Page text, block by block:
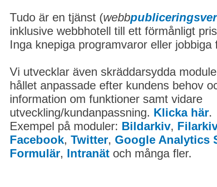
Tudo är en tjänst (webb
inklusive webbhotell till ett förmånligt
Inga knepiga programvaror eller jobbiga
Vi utvecklar även skräddarsydda
hållet anpassade efter kundens behov
information om funktioner samt vidare
utveckling/kundanpassning. Klicka här.
Exempel på moduler: Bildarkiv,
Facebook, Twitter, Google Analytics
Formulär, Intranät och många fler.